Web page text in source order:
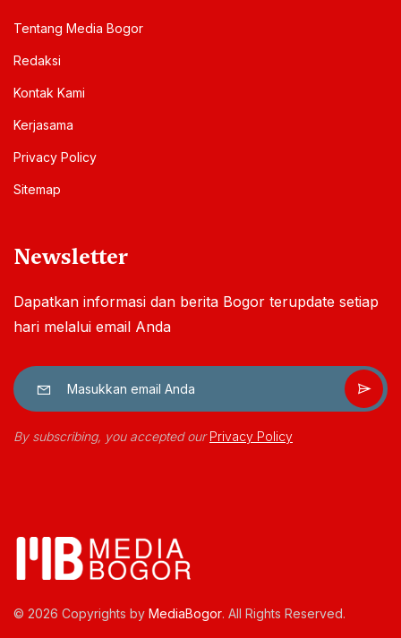
Tentang Media Bogor
Redaksi
Kontak Kami
Kerjasama
Privacy Policy
Sitemap
Newsletter
Dapatkan informasi dan berita Bogor terupdate setiap
hari melalui email Anda
By subscribing, you accepted ourPrivacy Policy
© 2026 Copyrights by MediaBogor. All Rights Reserved.